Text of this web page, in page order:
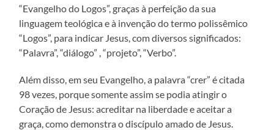
“Evangelho do Logos”, graças à perfeição da sua
linguagem teológica e à invenção do termo polissêmico
“Logos”, para indicar Jesus, com diversos significados:
“Palavra”, “diálogo” , “projeto”, “Verbo”.
Além disso, em seu Evangelho, a palavra “crer” é citada
98 vezes, porque somente assim se podia atingir o
Coração de Jesus: acreditar na liberdade e aceitar a
graça, como demonstra o discípulo amado de Jesus.